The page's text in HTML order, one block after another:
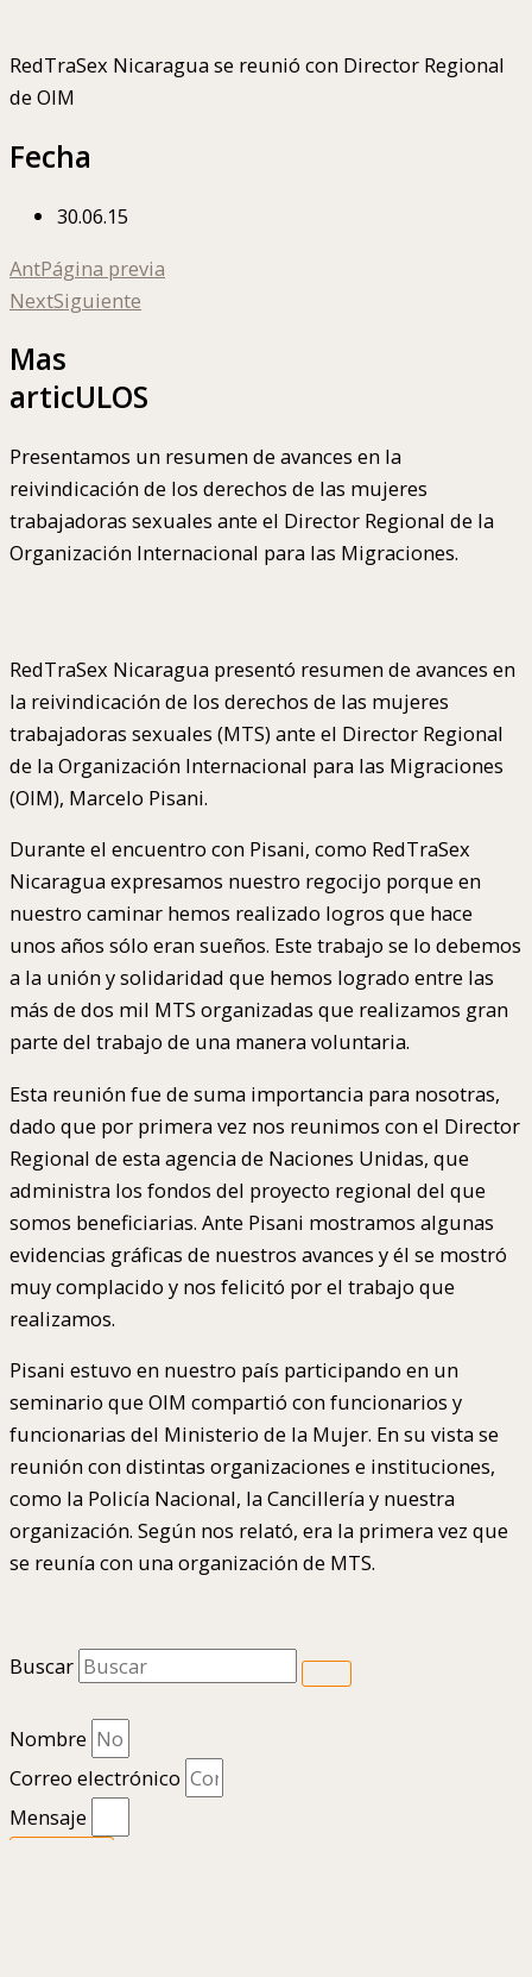
RedTraSex Nicaragua se reunió con Director Regional
de OIM
Fecha
30.06.15
AntPágina previa
NextSiguiente
Mas
articULOS
Presentamos un resumen de avances en la
reivindicación de los derechos de las mujeres
trabajadoras sexuales ante el Director Regional de la
Organización Internacional para las Migraciones.
RedTraSex Nicaragua presentó resumen de avances en
la reivindicación de los derechos de las mujeres
trabajadoras sexuales (MTS) ante el Director Regional
de la Organización Internacional para las Migraciones
(OIM), Marcelo Pisani.
Durante el encuentro con Pisani, como RedTraSex
Nicaragua expresamos nuestro regocijo porque en
nuestro caminar hemos realizado logros que hace
unos años sólo eran sueños. Este trabajo se lo debemos
a la unión y solidaridad que hemos logrado entre las
más de dos mil MTS organizadas que realizamos gran
parte del trabajo de una manera voluntaria.
Esta reunión fue de suma importancia para nosotras,
dado que por primera vez nos reunimos con el Director
Regional de esta agencia de Naciones Unidas, que
administra los fondos del proyecto regional del que
somos beneficiarias. Ante Pisani mostramos algunas
evidencias gráficas de nuestros avances y él se mostró
muy complacido y nos felicitó por el trabajo que
realizamos.
Pisani estuvo en nuestro país participando en un
seminario que OIM compartió con funcionarios y
funcionarias del Ministerio de la Mujer. En su vista se
reunión con distintas organizaciones e instituciones,
como la Policía Nacional, la Cancillería y nuestra
organización. Según nos relató, era la primera vez que
se reunía con una organización de MTS.
Buscar
Nombre
Correo electrónico
Mensaje